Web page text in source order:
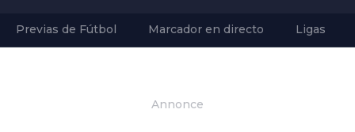
Previas de Fútbol Marcador en directo Ligas
Annonce